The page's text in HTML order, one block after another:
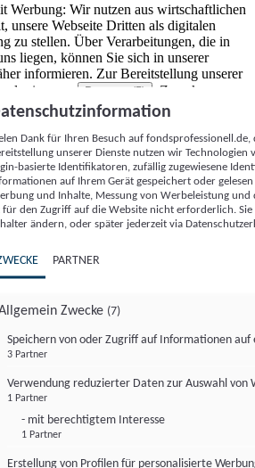
Werbung: Wir nutzen aus wirtschaftlichen
unsere Webseite Dritten als digitalen
zu stellen. Über Verarbeitungen, die in
liegen, können Sie sich in unserer
informieren. Zur Bereitstellung unserer
von
Partnern (5)
. Zwecke:
Inhalte, Messung von Werbeleistung
Inhalten sowie Zielgruppenforschung.
ähnliche Online-Kennungen (z. B. login-
generierte Kennungen,
können zusammen mit anderen
und Browserinformationen,
unterstützte Technologien usw.) auf
oder von dort ausgelesen werden, um es
wenn es eine App oder einer Webseite
einen oder mehrere der hier aufgeführten
Dank für Ihren Besuch auf
unserer Dienste nutzen wir Technologien
basierte Identifikatoren, zufällig zugewiesene
auf Ihrem Gerät gespeichert oder
und Inhalte, Messung von Werbeleistung
für den Zugriff auf die Website nicht erforderlich.
ändern, oder später jederzeit via
PARTNER
Zwecke (7)
Speichern von oder Zugriff auf Informationen auf
3 Partner
Verwendung reduzierter Daten zur Auswahl von
1 Partner
- mit berechtigtem Interesse
1 Partner
Erstellung von Profilen für personalisierte